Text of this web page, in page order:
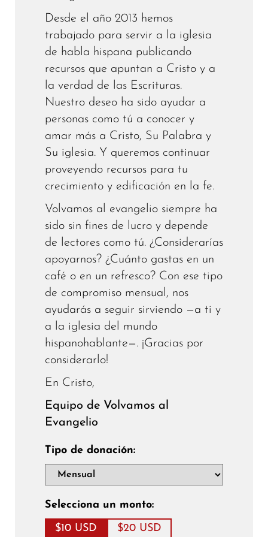
Desde el año 2013 hemos
trabajado para servir a la iglesia
de habla hispana publicando
recursos que apuntan a Cristo y a
la verdad de las Escrituras.
Nuestro deseo ha sido ayudar a
personas como tú a conocer y
amar más a Cristo, Su Palabra y
Su iglesia. Y queremos continuar
proveyendo recursos para tu
crecimiento y edificación en la fe.
Volvamos al evangelio siempre ha
sido sin fines de lucro y depende
de lectores como tú. ¿Considerarías
apoyarnos? ¿Cuánto gastas en un
café o en un refresco? Con ese tipo
de compromiso mensual, nos
ayudarás a seguir sirviendo —a ti y
a la iglesia del mundo
hispanohablante—. ¡Gracias por
considerarlo!
En Cristo,
Equipo de Volvamos al
Evangelio
Tipo de donación:
Selecciona un monto:
$10 USD $20 USD